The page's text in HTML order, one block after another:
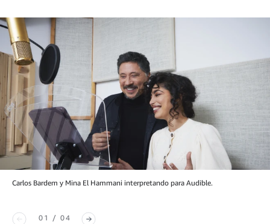
Carlos Bardem y Mina El Hammani interpretando para Audible.
01 / 04